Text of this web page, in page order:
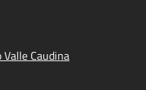
Caudina